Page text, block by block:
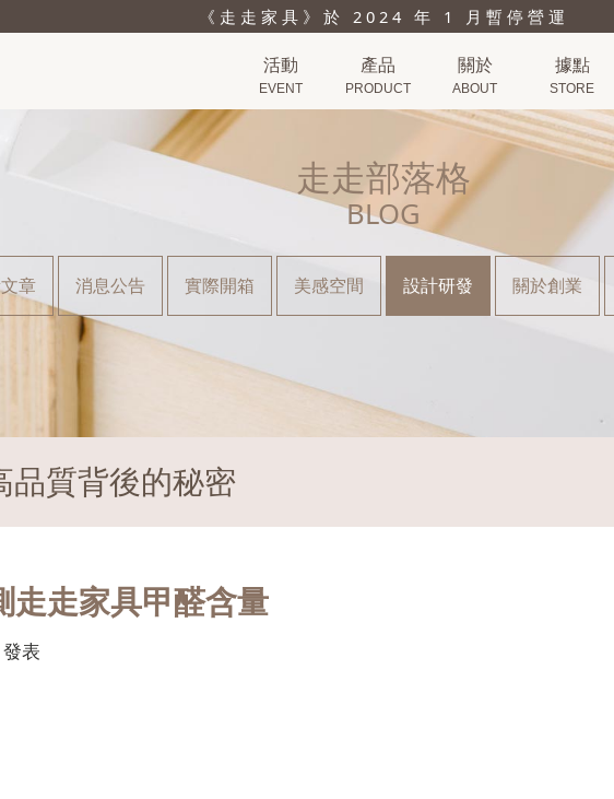
《走走家具》於 2024 年 1 月暫停營運
活動
EVENT
產品
PRODUCT
關於
ABOUT
據點
STORE
走走部落格
BLOG
章 消息公告 實際開箱 美感空間 設計研發 關於創業
品質背後的秘密
走走家具甲醛含量
表